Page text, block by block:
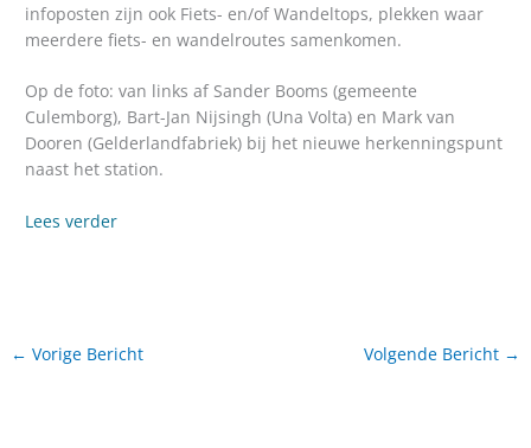
infoposten zijn ook Fiets- en/of Wandeltops, plekken waar
meerdere fiets- en wandelroutes samenkomen.
Op de foto: van links af Sander Booms (gemeente
Culemborg), Bart-Jan Nijsingh (Una Volta) en Mark van
Dooren (Gelderlandfabriek) bij het nieuwe herkenningspunt
naast het station.
Lees verder
← Vorige Bericht Volgende Bericht →